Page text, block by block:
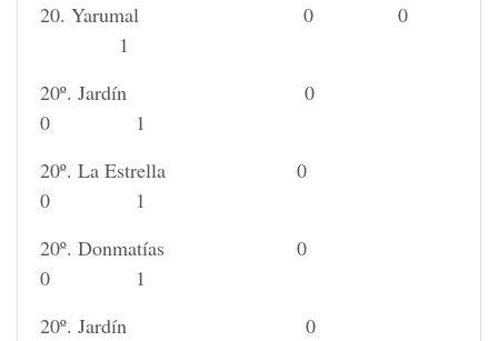
20. Yarumal 0 0
1
20º. Jardín 0
0 1
20º. La Estrella 0
0 1
20º. Donmatías 0
0 1
20º. Jardín 0